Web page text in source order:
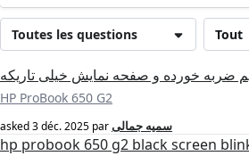
Tout
Toutes les questions
ضربه خورده و صفحه نمایش خیلی تاریکه
HP ProBook 650 G2
asked3 déc. 2025 parسمیه جمالی
hp probook 650 g2 black screen